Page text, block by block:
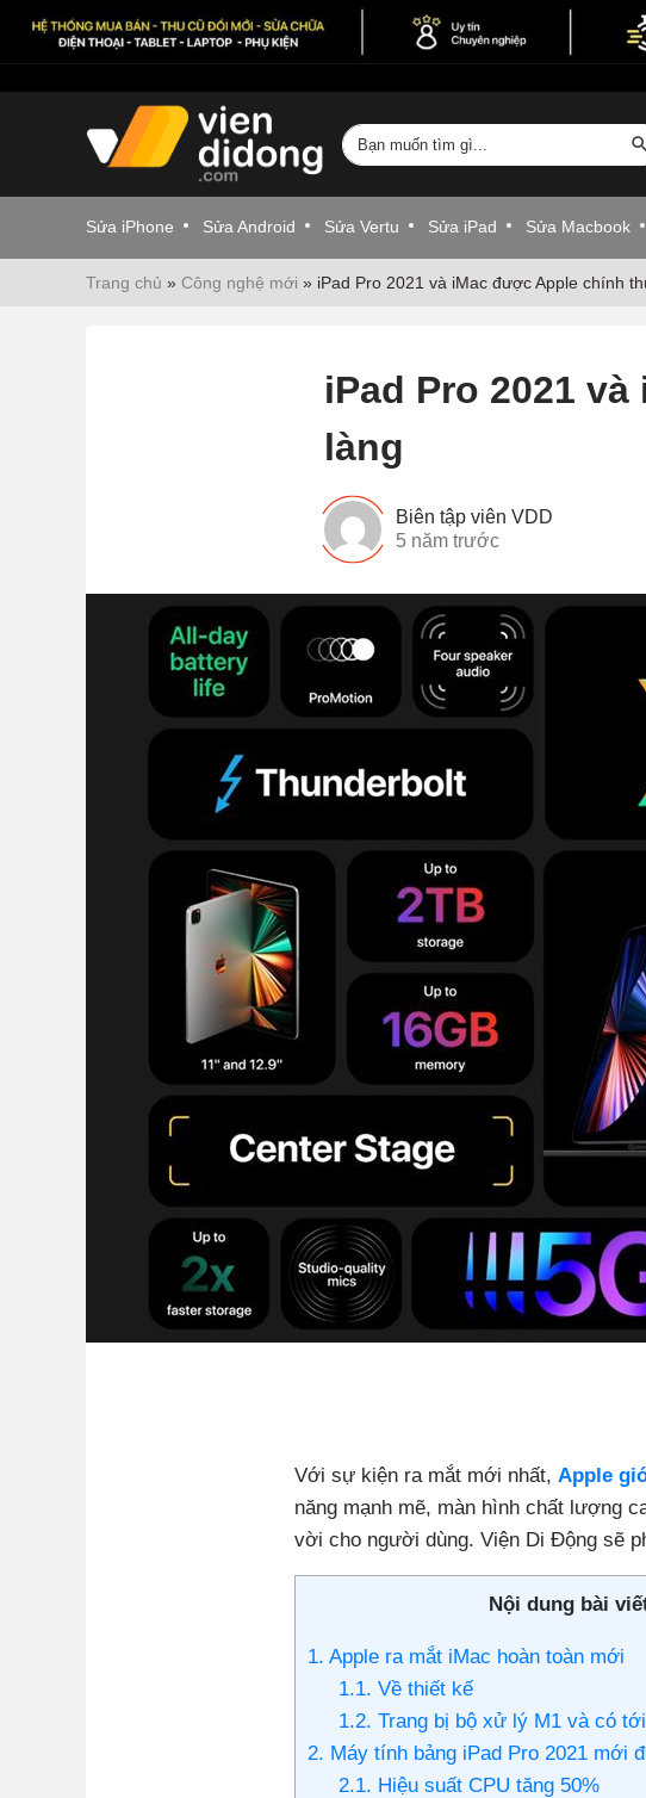
Sửa iPhone Sửa Android Sửa Vertu Sửa iPad Sửa Macbook
Trang chủ » Công nghệ mới » iPad Pro 2021 và iMac được Apple chính
iPad Pro 2021
làng
Biên tập viên VDD
5 năm trước
Với sự kiện ra mắt mới nhất, Apple
năng mạnh mẽ, màn hình chất lượng
vời cho người dùng. Viện Di Động sẽ
Nội dung bài
1. Apple ra mắt iMac hoàn toàn mới
1.1. Về thiết kế
1.2. Trang bị bộ xử lý M1 và có
2. Máy tính bảng iPad Pro 2021 mới
2.1. Hiệu suất CPU tăng 50%